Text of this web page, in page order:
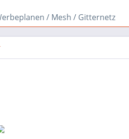
/ Mesh / Gitternetz